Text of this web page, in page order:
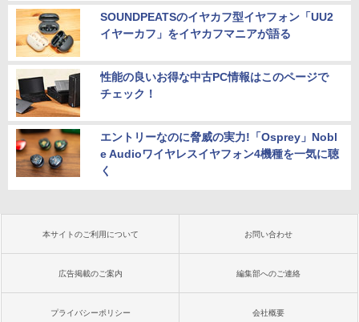
SOUNDPEATSのイヤカフ型イヤフォン「UU2
イヤーカフ」をイヤカフマニアが語る
性能の良いお得な中古PC情報はこのページで
チェック！
エントリーなのに脅威の実力!「Osprey」Nobl
e Audioワイヤレスイヤフォン4機種を一気に聴
く
本サイトのご利用について お問い合わせ
広告掲載のご案内 編集部へのご連絡
プライバシーポリシー 会社概要